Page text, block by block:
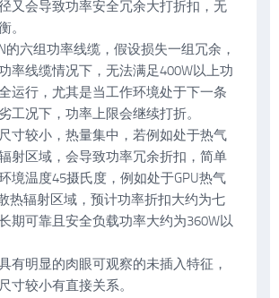
又会导致功率安全冗余大打折扣，无
。
的六组功率线缆，假设损失一组冗余，
率线缆情况下，无法满足400W以上功
运行，尤其是当工作环境处于下一条
工况下，功率上限会继续打折。
寸较小，热量集中，若例如处于热气
射区域，会导致功率冗余折扣，简单
境温度45摄氏度，例如处于GPU热气
热辐射区域，预计功率折扣大约为七
期可靠且安全负载功率大约为360W以
有明显的肉眼可观察的未插入特征，
寸较小有直接关系。